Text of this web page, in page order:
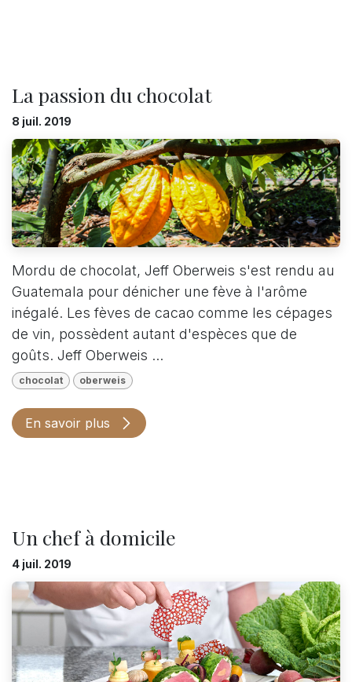
La passion du chocolat
8 juil. 2019
Mordu de chocolat, Jeff Oberweis s'est rendu au
Guatemala pour dénicher une fève à l'arôme
inégalé. Les fèves de cacao comme les cépages
de vin, possèdent autant d'espèces que de
goûts. Jeff Oberweis ...
chocolat oberweis
En savoir plus
Un chef à domicile
4 juil. 2019